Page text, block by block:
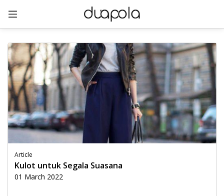
Article
Kulot untuk Segala Suasana
01 March 2022